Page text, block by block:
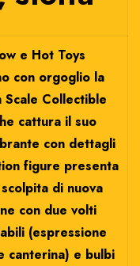
e Hot Toys
con orgoglio la
Scale Collectible
cattura il suo
con dettagli
figure presenta
di nuova
con due volti
(espressione
canterina) e bulbi